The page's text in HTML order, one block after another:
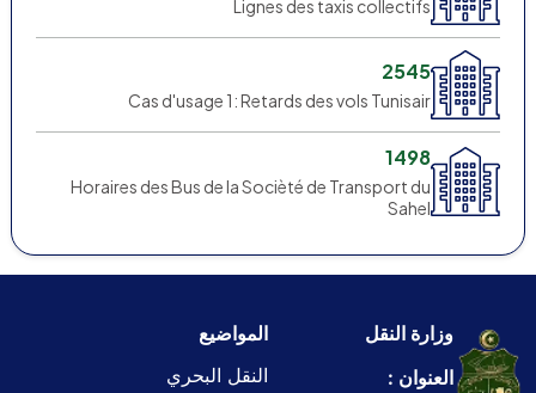
Lignes des taxis collectifs
2545
Cas d'usage 1: Retards des vols Tunisair
1498
Horaires des Bus de la Socièté de Transport du
Sahel
وزارة النقل
العنوان :
المواضيع
النقل البحري